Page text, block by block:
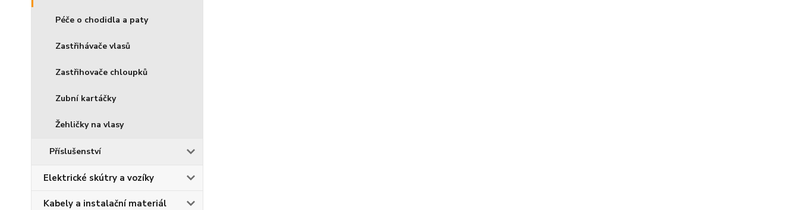
Péče o chodidla a paty
Zastřihávače vlasů
Zastřihovače chloupků
Zubní kartáčky
Žehličky na vlasy
Příslušenství
Elektrické skútry a vozíky
Kabely a instalační materiál